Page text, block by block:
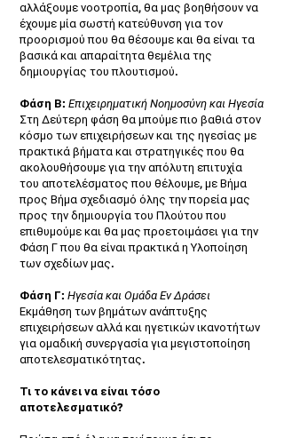
αλλάξουμε νοοτροπία, θα μας βοηθήσουν να
έχουμε μία σωστή κατεύθυνση για τον
προορισμού που θα θέσουμε και θα είναι τα
βασικά και απαραίτητα θεμέλια της
δημιουργίας του πλουτισμού.
Φάση Β: Επιχειρηματική Νοημοσύνη και Ηγεσία
Στη Δεύτερη φάση θα μπούμε πιο βαθιά στον
κόσμο των επιχειρήσεων και της ηγεσίας με
πρακτικά βήματα και στρατηγικές που θα
ακολουθήσουμε για την απόλυτη επιτυχία
του αποτελέσματος που θέλουμε, με Βήμα
προς Βήμα σχεδιασμό όλης την πορεία μας
προς την δημιουργία του Πλούτου που
επιθυμούμε και θα μας προετοιμάσει για την
Φάση Γ που θα είναι πρακτικά η Υλοποίηση
των σχεδίων μας.
Φάση Γ: Ηγεσία και Ομάδα Εν Δράσει
Εκμάθηση των βημάτων ανάπτυξης
επιχειρήσεων αλλά και ηγετικών ικανοτήτων
για ομαδική συνεργασία για μεγιστοποίηση
αποτελεσματικότητας.
Τι το κάνει να είναι τόσο
αποτελεσματικό?